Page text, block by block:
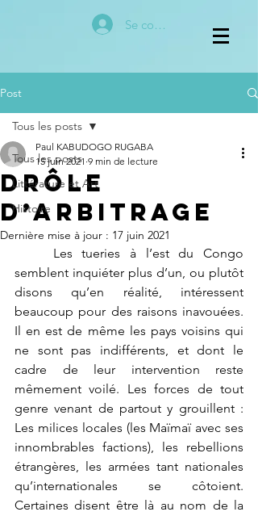
Se connecter
Post
Tous les posts
Littérature et Art
Histoire
Tous les posts
Drôle
d’arbitrage
Paul KABUDOGO RUGABA
15 juin 2021 9 min de lecture
Dernière mise à jour : 17 juin 2021
semblent inquiéter plus d’un, ou plutôt
disons qu’en réalité, intéressent
beaucoup pour des raisons inavouées.
Il en est de même les pays voisins qui
ne sont pas indifférents, et dont le
cadre de leur intervention reste
mêmement voilé. Les forces de tout
genre venant de partout y grouillent :
Les milices locales (les Maïmaï avec ses
innombrables factions), les rebellions
étrangères, les armées tant nationales
qu’internationales se côtoient.
Certaines disent être là au nom de la